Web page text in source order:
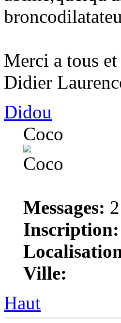
Merci a tous
Didier
Didou
Coco
Messages: 2
Inscription:
Ville:
Haut